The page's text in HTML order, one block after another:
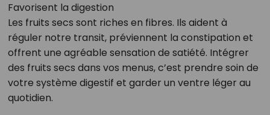
Favorisent la digestion
Les fruits secs sont riches en fibres. Ils aident à
réguler notre transit, préviennent la constipation et
offrent une agréable sensation de satiété. Intégrer
des fruits secs dans vos menus, c’est prendre soin de
votre système digestif et garder un ventre léger au
quotidien.